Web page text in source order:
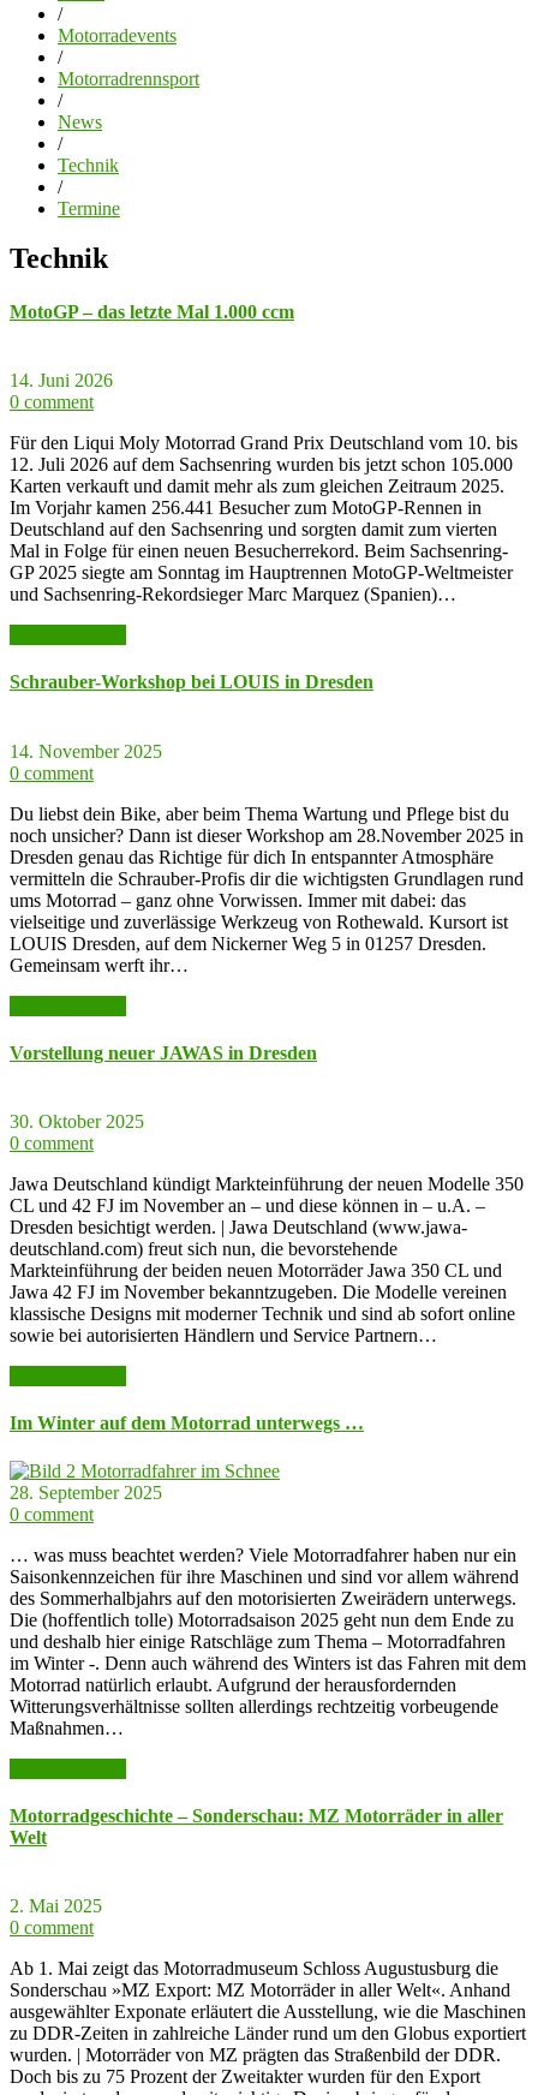
/
Motorradevents
/
Motorradrennsport
/
News
/
Technik
/
Termine
Technik
MotoGP – das letzte Mal 1.000 ccm
14. Juni 2026
0 comment
Für den Liqui Moly Motorrad Grand Prix Deutschland vom 10. bis
12. Juli 2026 auf dem Sachsenring wurden bis jetzt schon 105.000
Karten verkauft und damit mehr als zum gleichen Zeitraum 2025.
Im Vorjahr kamen 256.441 Besucher zum MotoGP-Rennen in
Deutschland auf den Sachsenring und sorgten damit zum vierten
Mal in Folge für einen neuen Besucherrekord. Beim Sachsenring-
GP 2025 siegte am Sonntag im Hauptrennen MotoGP-Weltmeister
und Sachsenring-Rekordsieger Marc Marquez (Spanien)…
Schrauber-Workshop bei LOUIS in Dresden
14. November 2025
0 comment
Du liebst dein Bike, aber beim Thema Wartung und Pflege bist du
noch unsicher? Dann ist dieser Workshop am 28.November 2025 in
Dresden genau das Richtige für dich In entspannter Atmosphäre
vermitteln die Schrauber-Profis dir die wichtigsten Grundlagen rund
ums Motorrad – ganz ohne Vorwissen. Immer mit dabei: das
vielseitige und zuverlässige Werkzeug von Rothewald. Kursort ist
LOUIS Dresden, auf dem Nickerner Weg 5 in 01257 Dresden.
Gemeinsam werft ihr…
Vorstellung neuer JAWAS in Dresden
30. Oktober 2025
0 comment
Jawa Deutschland kündigt Markteinführung der neuen Modelle 350
CL und 42 FJ im November an – und diese können in – u.A. –
Dresden besichtigt werden. | Jawa Deutschland (www.jawa-
deutschland.com) freut sich nun, die bevorstehende
Markteinführung der beiden neuen Motorräder Jawa 350 CL und
Jawa 42 FJ im November bekanntzugeben. Die Modelle vereinen
klassische Designs mit moderner Technik und sind ab sofort online
sowie bei autorisierten Händlern und Service Partnern…
Im Winter auf dem Motorrad unterwegs …
28. September 2025
0 comment
… was muss beachtet werden? Viele Motorradfahrer haben nur ein
Saisonkennzeichen für ihre Maschinen und sind vor allem während
des Sommerhalbjahrs auf den motorisierten Zweirädern unterwegs.
Die (hoffentlich tolle) Motorradsaison 2025 geht nun dem Ende zu
und deshalb hier einige Ratschläge zum Thema – Motorradfahren
im Winter -. Denn auch während des Winters ist das Fahren mit dem
Motorrad natürlich erlaubt. Aufgrund der herausfordernden
Witterungsverhältnisse sollten allerdings rechtzeitig vorbeugende
Maßnahmen…
Motorradgeschichte – Sonderschau: MZ Motorräder in aller
Welt
2. Mai 2025
0 comment
Ab 1. Mai zeigt das Motorradmuseum Schloss Augustusburg die
Sonderschau »MZ Export: MZ Motorräder in aller Welt«. Anhand
ausgewählter Exponate erläutert die Ausstellung, wie die Maschinen
zu DDR-Zeiten in zahlreiche Länder rund um den Globus exportiert
wurden. | Motorräder von MZ prägten das Straßenbild der DDR.
Doch bis zu 75 Prozent der Zweitakter wurden für den Export